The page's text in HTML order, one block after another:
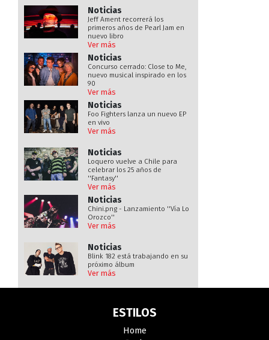
Noticias
Jeff Ament recorrerá los
primeros años de Pearl Jam en
nuevo libro
Ver más
Noticias
Concurso cerrado: Close to Me,
nuevo musical inspirado en los
90
Ver más
Noticias
Foo Fighters lanza un nuevo EP
en vivo
Ver más
Noticias
Loquero vuelve a Chile para
celebrar los 25 años de
''Fantasy''
Ver más
Noticias
Chini.png - Lanzamiento ''Vía Lo
Orozco''
Ver más
Noticias
Blink 182 está trabajando en su
próximo álbum
Ver más
Ver másESTILOS
Home